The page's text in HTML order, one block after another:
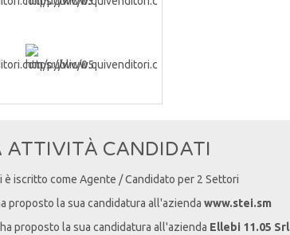
ATTIVITÀ CANDIDATI
è iscritto come Agente / Candidato per 2 Settori
proposto la sua candidatura all'azienda www.stei.sm
ha proposto la sua candidatura all'azienda Ellebi 11.05 Srl